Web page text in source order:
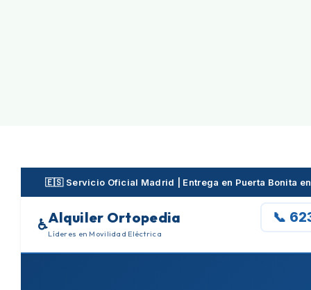
🇪🇸 Servicio Oficial Madrid | Entrega en Puerta Bonita
♿Alquiler Ortopedia
Líderes en Movilidad Eléctrica
📞